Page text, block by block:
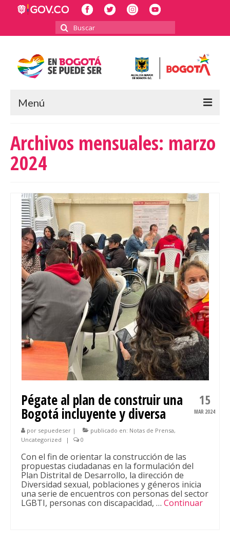
Buscar
por:
Menú
POLÍTICA PÚBLICA LGBTI
RECTORÍA
INFORMES Y BALANCES
2023
2024
2025
PLAN DE ACCIÓN
DOCUMENTO COMPLETO
PRESENTACIÓN
ESTRATEGIAS
CONSEJO CONSULTIVO LGBTI
MANUAL DE MARCA
NOTICIAS
DOCUMENTOS
GALERÍA
SUSCRÍBETE
Archivos mensuales: marzo
2024
15
MAR 2024
Pégate al plan de construir una
Bogotá incluyente y diversa
por sepuedeser | publicado en: Notas de Prensa,
Uncategorized
| 0
Con el fin de orientar la construcción de las
propuestas ciudadanas en la formulación del
Plan Distrital de Desarrollo, la dirección de
Diversidad sexual, poblaciones y géneros inicia
una serie de encuentros con personas del sector
LGBTI, personas con discapacidad, … Continuar